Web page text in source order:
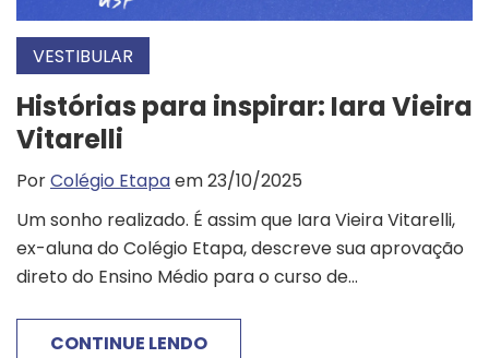
VESTIBULAR
Histórias para inspirar: Iara Vieira
Vitarelli
PorColégio Etapaem 23/10/2025
Um sonho realizado. É assim que Iara Vieira Vitarelli,
ex-aluna do Colégio Etapa, descreve sua aprovação
direto do Ensino Médio para o curso de...
CONTINUE LENDO